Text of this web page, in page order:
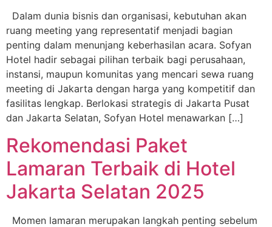
Dalam dunia bisnis dan organisasi, kebutuhan akan
ruang meeting yang representatif menjadi bagian
penting dalam menunjang keberhasilan acara. Sofyan
Hotel hadir sebagai pilihan terbaik bagi perusahaan,
instansi, maupun komunitas yang mencari sewa ruang
meeting di Jakarta dengan harga yang kompetitif dan
fasilitas lengkap. Berlokasi strategis di Jakarta Pusat
dan Jakarta Selatan, Sofyan Hotel menawarkan […]
Rekomendasi Paket
Lamaran Terbaik di Hotel
Jakarta Selatan 2025
Momen lamaran merupakan langkah penting sebelum